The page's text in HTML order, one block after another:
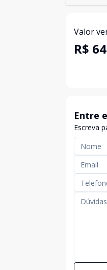
Valor
R$
Entre
Escreva